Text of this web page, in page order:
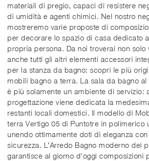
materiali di pregio, capaci di resistere
di umidità e agenti chimici. Nel nostro
mostreremo varie proposte di
per decorare lo spazio di casa dedicato
propria persona. Da noi troverai non
anche tutti gli altri elementi accessori
per la stanza da bagno: scopri le più
mobili bagno a terra. La sala da bagno
è più solamente un ambiente di servizio:
progettazione viene dedicata la
restanti locali domestici. Il modello di
terra Vertigo 05 di Puntotre in polimerico
unendo ottimamente doti di eleganza
sicurezza. L’Arredo Bagno moderno dei
garantisce al giorno d'oggi composizioni